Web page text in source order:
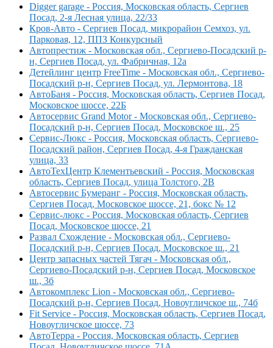
Digger garage - Россия, Московская область, Сергиев
Посад, 2-я Лесная улица, 22/33
Кров-Авто - Сергиев Посад, микрорайон Семхоз, ул.
Парковая, 12, ППЗ Конкурсный
Автопрестиж - Московская обл., Сергиево-Посадский р-
н, Сергиев Посад, ул. Фабричная, 12а
Детейлинг центр FreeTime - Московская обл., Сергиево-
Посадский р-н, Сергиев Посад, ул. Лермонтова, 18
АвтоБаня - Россия, Московская область, Сергиев Посад,
Московское шоссе, 22Б
Автосервис Grand Motor - Московская обл., Сергиево-
Посадский р-н, Сергиев Посад, Московское ш., 25
Сервис-Люкс - Россия, Московская область, Сергиево-
Посадский район, Сергиев Посад, 4-я Гражданская
улица, 33
АвтоТехЦентр Клементьевский - Россия, Московская
область, Сергиев Посад, улица Толстого, 2В
Автосервис Бумеранг - Россия, Московская область,
Сергиев Посад, Московское шоссе, 21, бокс № 12
Сервис-люкс - Россия, Московская область, Сергиев
Посад, Московское шоссе, 21
Развал Схождение - Московская обл., Сергиево-
Посадский р-н, Сергиев Посад, Московское ш., 21
Центр запасных частей Тягач - Московская обл.,
Сергиево-Посадский р-н, Сергиев Посад, Московское
ш., 3б
Автокомплекс Lion - Московская обл., Сергиево-
Посадский р-н, Сергиев Посад, Новоугличское ш., 74б
Fit Service - Россия, Московская область, Сергиев Посад,
Новоугличское шоссе, 73
АвтоТерра - Россия, Московская область, Сергиев